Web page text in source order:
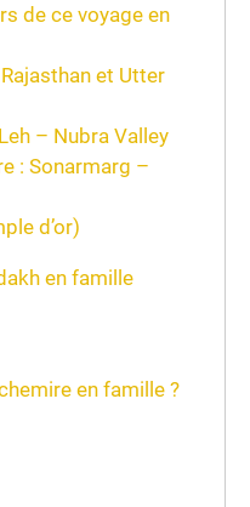
de ce voyage en
et Utter
– Nubra Valley
: Sonarmarg –
d’or)
en famille
en famille ?